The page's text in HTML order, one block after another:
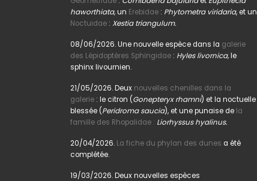
haworthiata,un Erebidae : Phytometra viridaria, et un
Noctuidae : Xestia triangulum.
08/06/2026. Une nouvelle espèce dans la galerie
des Lépidoptères Sphingidae : Hyles livornica,le
sphinx livournien.
21/05/2026. Deux nouvelles chenilles dans la
galerie : le citron (Gonepteryx rhamni) et la noctuelle
blessée (Peridroma saucia), et une punaise de la
famille des Rhopalidae : Liorhyssus hyalinus.
20/04/2026. La fiche du phylan des dunes a été
complétée.
19/03/2026. Deux nouvelles espèces